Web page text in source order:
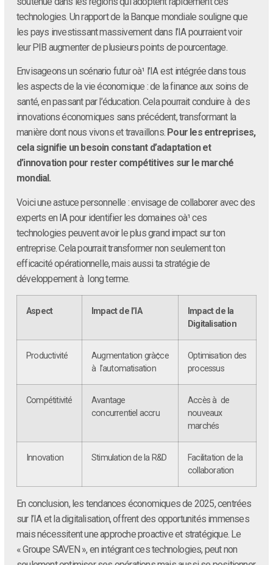
technologies. Un rapport de la Banque mondiale souligne que
les pays investissant massivement dans l’IA pourraient voir
leur PIB augmenter de plusieurs points de pourcentage.
Envisageons un scénario futur oà¹ l’IA est intégrée dans tous
les aspects de la vie économique : de la finance aux soins de
santé, en passant par l’éducation. Cela pourrait conduire à des
innovations économiques sans précédent, transformant la
manière dont nous vivons et travaillons. Pour les entreprises,
cela signifie un besoin constant d’adaptation et
d’innovation pour rester compétitives sur le marché
mondial.
Voici une astuce personnelle : envisage de collaborer avec des
experts en IA pour identifier les domaines oà¹ ces
technologies peuvent avoir le plus grand impact sur ton
entreprise. Cela pourrait transformer non seulement ton
efficacité opérationnelle, mais aussi ta stratégie de
développement à long terme.
Aspect Impact de l’IA
Impact de la
Digitalisation
Productivité
Augmentation grà¢ce
à l’automatisation
Optimisation des
processus
Compétitivité
Avantage
concurrentiel accru
Accès à de
nouveaux
marchés
Innovation Stimulation de la R&D
Facilitation de la
collaboration
En conclusion, les tendances économiques de 2025, centrées
sur l’IA et la digitalisation, offrent des opportunités immenses
mais nécessitent une approche proactive et stratégique. Le
« Groupe SAVEN », en intégrant ces technologies, peut non